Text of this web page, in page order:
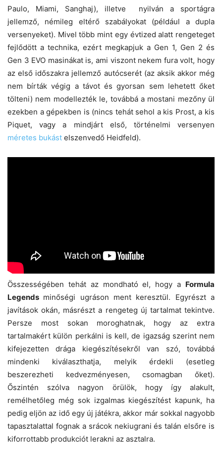
Paulo, Miami, Sanghaj), illetve nyilván a sportágra
jellemző, némileg eltérő szabályokat (például a dupla
versenyeket). Mivel több mint egy évtized alatt rengeteget
fejlődött a technika, ezért megkapjuk a Gen 1, Gen 2 és
Gen 3 EVO masinákat is, ami viszont nekem fura volt, hogy
az első időszakra jellemző autócserét (az aksik akkor még
nem bírták végig a távot és gyorsan sem lehetett őket
tölteni) nem modellezték le, továbbá a mostani mezőny ül
ezekben a gépekben is (nincs tehát sehol a kis Prost, a kis
Piquet, vagy a mindjárt első, történelmi versenyen
méretes bukást elszenvedő Heidfeld).
Összességében tehát az mondható el, hogy a Formula
Legends minőségi ugráson ment keresztül. Egyrészt a
javítások okán, másrészt a rengeteg új tartalmat tekintve.
Persze most sokan moroghatnak, hogy az extra
tartalmakért külön perkálni is kell, de igazság szerint nem
kifejezetten drága kiegészítésekről van szó, továbbá
mindenki kiválaszthatja, melyik érdekli (esetleg
beszerezheti kedvezményesen, csomagban őket).
Őszintén szólva nagyon örülök, hogy így alakult,
remélhetőleg még sok izgalmas kiegészítést kapunk, ha
pedig eljön az idő egy új játékra, akkor már sokkal nagyobb
tapasztalattal fognak a srácok nekiugrani és talán elsőre is
kiforrottabb produkciót lerakni az asztalra.